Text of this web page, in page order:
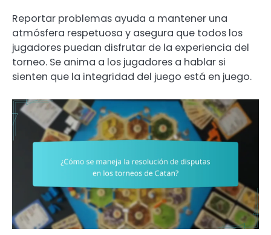
Reportar problemas ayuda a mantener una
atmósfera respetuosa y asegura que todos los
jugadores puedan disfrutar de la experiencia del
torneo. Se anima a los jugadores a hablar si
sienten que la integridad del juego está en juego.